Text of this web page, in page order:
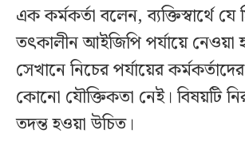
এক কর্মকর্তা বলেন, ব্যক্তিস্বার্থে যে
তৎকালীন আইজিপি পর্যায়ে নেওয়া
সেখানে নিচের পর্যায়ের
কোনো যৌক্তিকতা নেই। বিষয়টি
তদন্ত হওয়া উচিত।